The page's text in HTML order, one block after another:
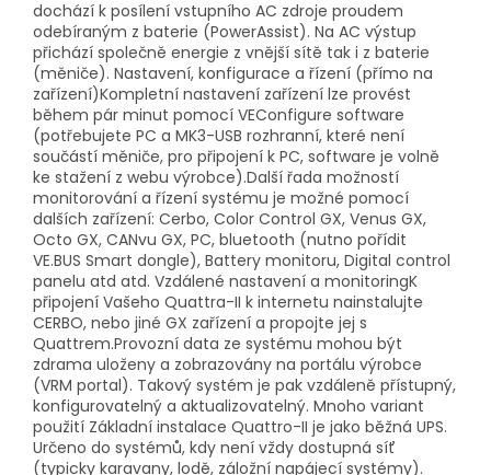
dochází k posílení vstupního AC zdroje proudem
odebíraným z baterie (PowerAssist). Na AC výstup
přichází společně energie z vnější sítě tak i z baterie
(měniče). Nastavení, konfigurace a řízení (přímo na
zařízení)Kompletní nastavení zařízení lze provést
během pár minut pomocí VEConfigure software
(potřebujete PC a MK3-USB rozhranní, které není
součástí měniče, pro připojení k PC, software je volně
ke stažení z webu výrobce).Další řada možností
monitorování a řízení systému je možné pomocí
dalších zařízení: Cerbo, Color Control GX, Venus GX,
Octo GX, CANvu GX, PC, bluetooth (nutno pořídit
VE.BUS Smart dongle), Battery monitoru, Digital control
panelu atd atd. Vzdálené nastavení a monitoringK
připojení Vašeho Quattra-II k internetu nainstalujte
CERBO, nebo jiné GX zařízení a propojte jej s
Quattrem.Provozní data ze systému mohou být
zdrama uloženy a zobrazovány na portálu výrobce
(VRM portal). Takový systém je pak vzdáleně přístupný,
konfigurovatelný a aktualizovatelný. Mnoho variant
použití Základní instalace Quattro-II je jako běžná UPS.
Určeno do systémů, kdy není vždy dostupná síť
(typicky karavany, lodě, záložní napájecí systémy).